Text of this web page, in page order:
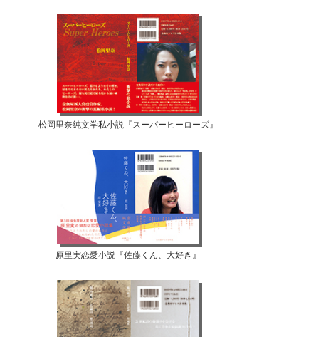
松岡里奈純文学私小説『スーパーヒーローズ』
原里実恋愛小説『佐藤くん、大好き』